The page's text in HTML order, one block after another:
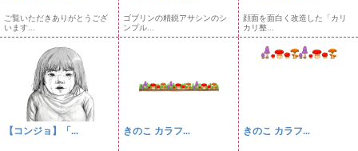
ご覧いただきありがとうござ
います...
ゴブリンの精鋭アサシンのシ
ンプル...
顔面を面白く改造した「カリ
カリ整...
【コンジョ】「... きのこ カラフ... きのこ カラフ...